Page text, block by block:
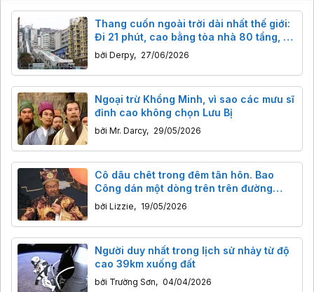
Thang cuốn ngoài trời dài nhất thế giới:
Đi 21 phút, cao bằng tòa nhà 80 tầng, vé
chỉ 10k!
bởi Derpy, 27/06/2026
Ngoại trừ Khổng Minh, vì sao các mưu sĩ
đỉnh cao không chọn Lưu Bị
bởi Mr. Darcy, 29/05/2026
Cô dâu chêt trong đêm tân hôn. Bao
Công dán một dòng trên trên đường
phố, bất kỳ ai có thể phù hợp với dòng
thứ hai đều bị coi là kẻ giết người
bởi Lizzie, 19/05/2026
Người duy nhất trong lịch sử nhảy từ độ
cao 39km xuống đất
bởi Trường Sơn, 04/04/2026